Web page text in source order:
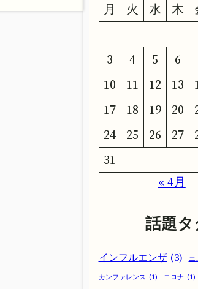
月
火 水 木
3
4 5 6
10
11 12 13
17
18 19 20
24
25 26 27
31
« 4月
話題
インフルエンザ (3) エ
カンファレンス (1) コロナ (1)